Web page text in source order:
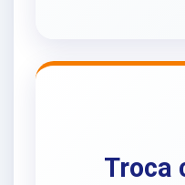
Troca